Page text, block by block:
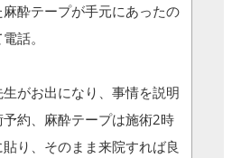
酔テープが手元にあったの
話。
がお出になり、事情を説明
予約、麻酔テープは施術2時
り、そのまま来院すれば良